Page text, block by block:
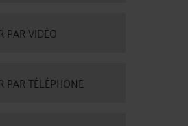
PAR VIDÉO
PAR TÉLÉPHONE